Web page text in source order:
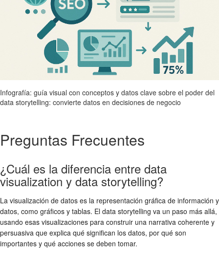
Infografía: guía visual con conceptos y datos clave sobre el poder del
data storytelling: convierte datos en decisiones de negocio
Preguntas Frecuentes
¿Cuál es la diferencia entre data
visualization y data storytelling?
La visualización de datos es la representación gráfica de información y
datos, como gráficos y tablas. El data storytelling va un paso más allá,
usando esas visualizaciones para construir una narrativa coherente y
persuasiva que explica qué significan los datos, por qué son
importantes y qué acciones se deben tomar.